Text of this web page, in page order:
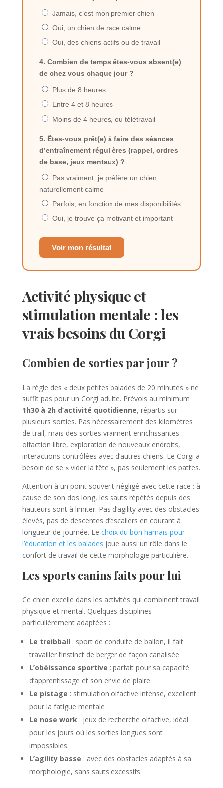
Jamais, c’est mon premier chien
Oui, un chien de race calme
Oui, des chiens actifs ou de travail
4. Combien de temps êtes-vous absent(e)
de chez vous chaque jour ?
Plus de 8 heures
Entre 4 et 8 heures
Moins de 4 heures, ou télétravail
5. Êtes-vous prêt(e) à faire des séances
d’entraînement régulières (rappel, ordres
de base, jeux mentaux) ?
Pas vraiment, je préfère un chien
naturellement calme
Parfois, en fonction de mes disponibilités
Oui, je trouve ça motivant et important
Voir mon résultat
Activité physique et
stimulation mentale : les
vrais besoins du Corgi
Combien de sorties par jour ?
La règle des « deux petites balades de 20 minutes » ne
suffit pas pour un Corgi adulte. Prévois au minimum
1h30 à 2h d’activité quotidienne, répartis sur
plusieurs sorties. Pas nécessairement des kilomètres
de trail, mais des sorties vraiment enrichissantes :
olfaction libre, exploration de nouveaux endroits,
interactions contrôlées avec d’autres chiens. Le Corgi a
besoin de se « vider la tête », pas seulement les pattes.
Attention à un point souvent négligé avec cette race : à
cause de son dos long, les sauts répétés depuis des
hauteurs sont à limiter. Pas d’agility avec des obstacles
élevés, pas de descentes d’escaliers en courant à
longueur de journée. Le choix du bon harnais pour
l’éducation et les balades joue aussi un rôle dans le
confort de travail de cette morphologie particulière.
Les sports canins faits pour lui
Ce chien excelle dans les activités qui combinent travail
physique et mental. Quelques disciplines
particulièrement adaptées :
Le treibball : sport de conduite de ballon, il fait
travailler l’instinct de berger de façon canalisée
L’obéissance sportive : parfait pour sa capacité
d’apprentissage et son envie de plaire
Le pistage : stimulation olfactive intense, excellent
pour la fatigue mentale
Le nose work : jeux de recherche olfactive, idéal
pour les jours où les sorties longues sont
impossibles
L’agility basse : avec des obstacles adaptés à sa
morphologie, sans sauts excessifs